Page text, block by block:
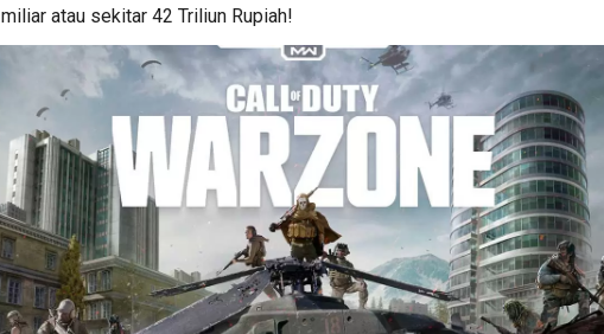
miliar atau sekitar 42 Triliun Rupiah!